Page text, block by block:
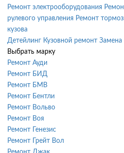
Ремонт электрооборудования
рулевого управления Ремонт
кузова
Детейлинг Кузовной ремонт Замена
Выбрать марку
Ремонт Ауди
Ремонт БИД
Ремонт БМВ
Ремонт Бентли
Ремонт Вольво
Ремонт Воя
Ремонт Генезис
Ремонт Грейт Вол